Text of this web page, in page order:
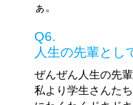
ぁ。
Q6.
人生の先輩とし
ぜんぜん人生の先
私より学生さんた